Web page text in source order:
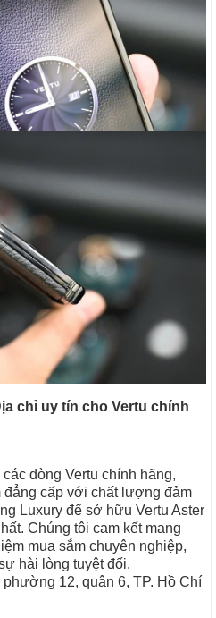
chỉ uy tín cho Vertu chính
dòng Vertu chính hãng,
đẳng cấp với chất lượng đảm
Luxury để sở hữu Vertu Aster
Chúng tôi cam kết mang
mua sắm chuyên nghiệp,
hài lòng tuyệt đối.
12, quận 6, TP. Hồ Chí